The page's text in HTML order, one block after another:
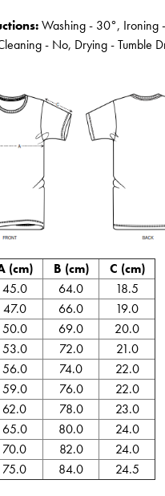
Washing - 30°, Ironing
- No, Drying - Tumble
(cm) B (cm)
C (cm)
45.0 64.0
18.5
47.0 66.0
19.0
50.0 69.0
20.0
53.0 72.0
21.0
56.0 74.0
22.0
59.0 76.0
22.0
62.0 78.0
23.0
65.0 80.0
24.0
70.0 82.0
24.0
75.0 84.0 24.5